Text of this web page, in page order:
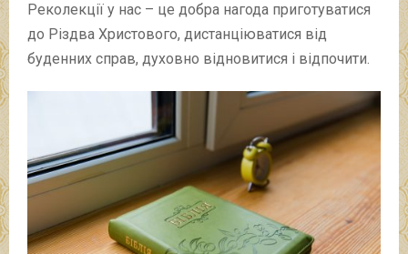
Реколекції у нас – це добра нагода приготуватися
до Різдва Христового, дистанціюватися від
буденних справ, духовно відновитися і відпочити.